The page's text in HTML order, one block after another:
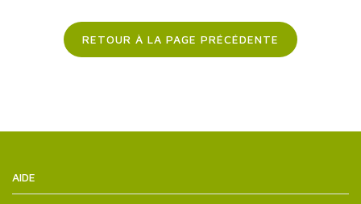
RETOUR À LA PAGE PRÉCÉDENTE
AIDE